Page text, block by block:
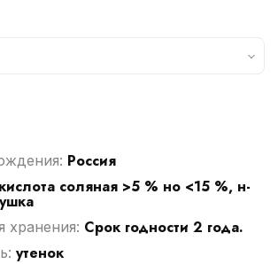
Россия
соляная >5 % но <15 %, н-
хранения: Срок годности 2 года.
утенок